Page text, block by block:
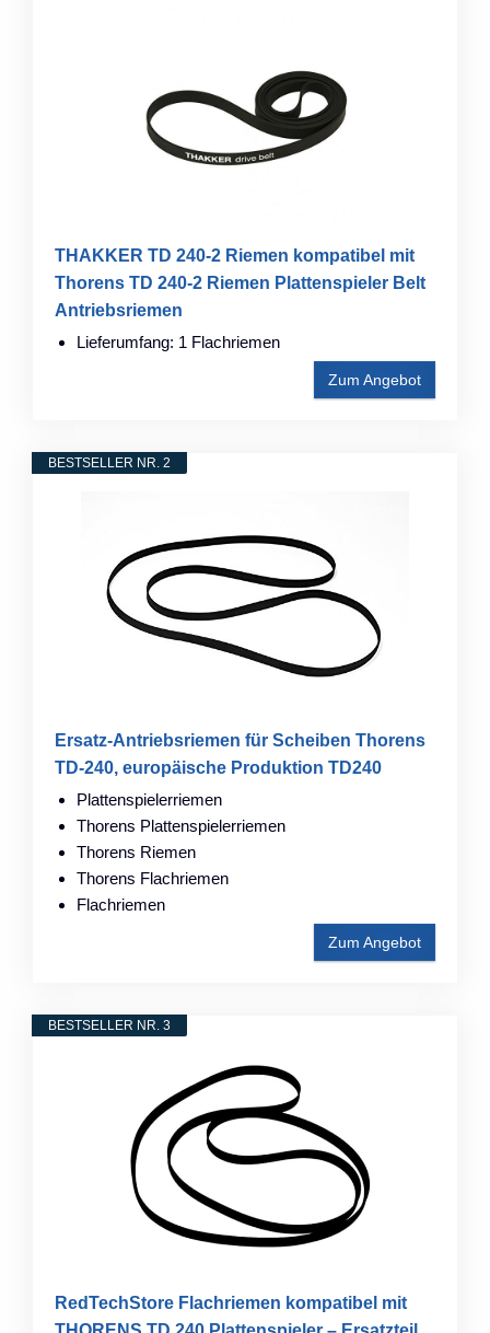
THAKKER TD 240-2 Riemen kompatibel mit
Thorens TD 240-2 Riemen Plattenspieler Belt
Antriebsriemen
Lieferumfang: 1 Flachriemen
Zum Angebot
BESTSELLER NR. 2
Ersatz-Antriebsriemen für Scheiben Thorens
TD-240, europäische Produktion TD240
Plattenspielerriemen
Thorens Plattenspielerriemen
Thorens Riemen
Thorens Flachriemen
Flachriemen
Zum Angebot
BESTSELLER NR. 3
RedTechStore Flachriemen kompatibel mit